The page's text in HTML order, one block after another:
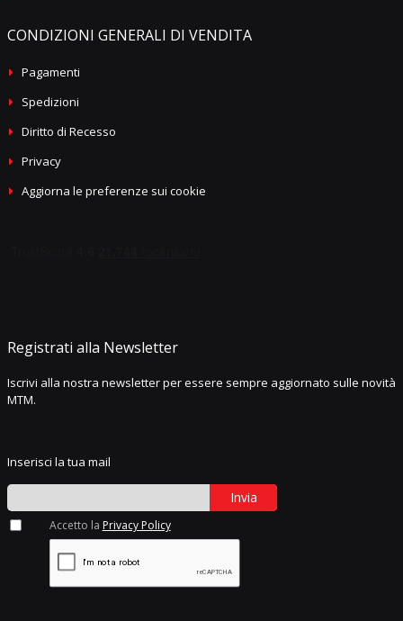
CONDIZIONI GENERALI DI VENDITA
Pagamenti
Spedizioni
Diritto di Recesso
Privacy
Aggiorna le preferenze sui cookie
Registrati alla Newsletter
Iscrivi alla nostra newsletter per essere sempre aggiornato sulle novità
MTM.
Inserisci la tua mail
Invia
Accetto la Privacy Policy